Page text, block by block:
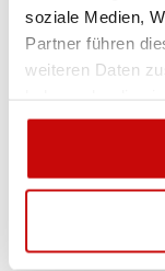
soziale Medien,
Partner führen
weiteren Daten
gesammelt haben.
Einsatzbereiche:
Pannendienste
Gas- und
Wasser- und